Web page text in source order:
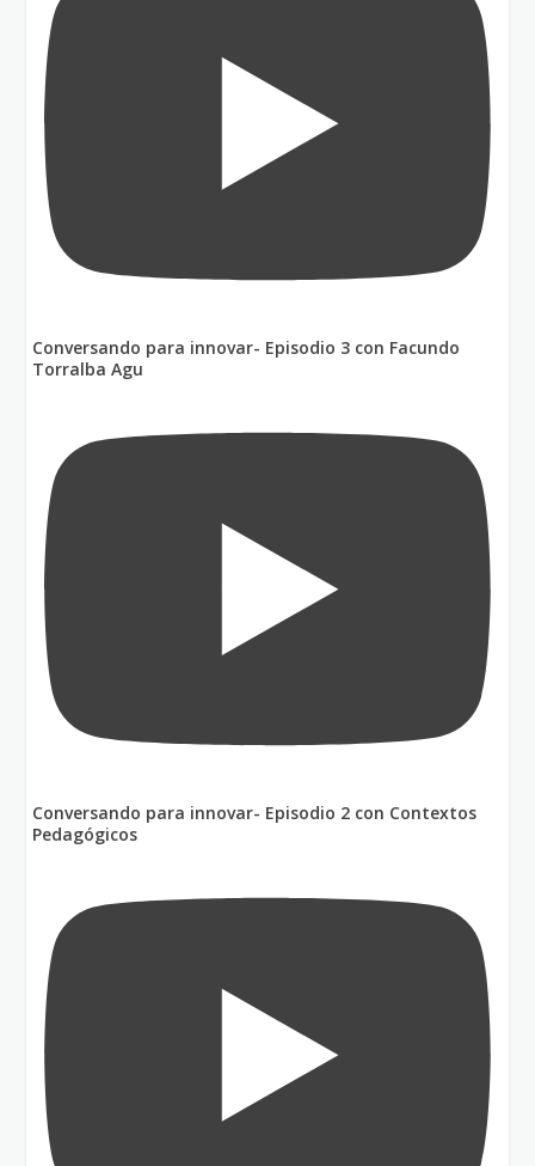
Conversando para innovar- Episodio 3 con Facundo
Torralba Agu
Conversando para innovar- Episodio 2 con Contextos
Pedagógicos